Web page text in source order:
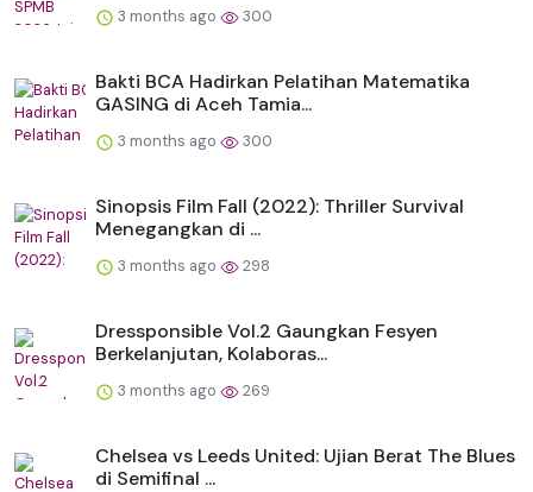
3 months ago 300
Bakti BCA Hadirkan Pelatihan Matematika
GASING di Aceh Tamia...
3 months ago 300
Sinopsis Film Fall (2022): Thriller Survival
Menegangkan di ...
3 months ago 298
Dressponsible Vol.2 Gaungkan Fesyen
Berkelanjutan, Kolaboras...
3 months ago 269
Chelsea vs Leeds United: Ujian Berat The Blues
di Semifinal ...